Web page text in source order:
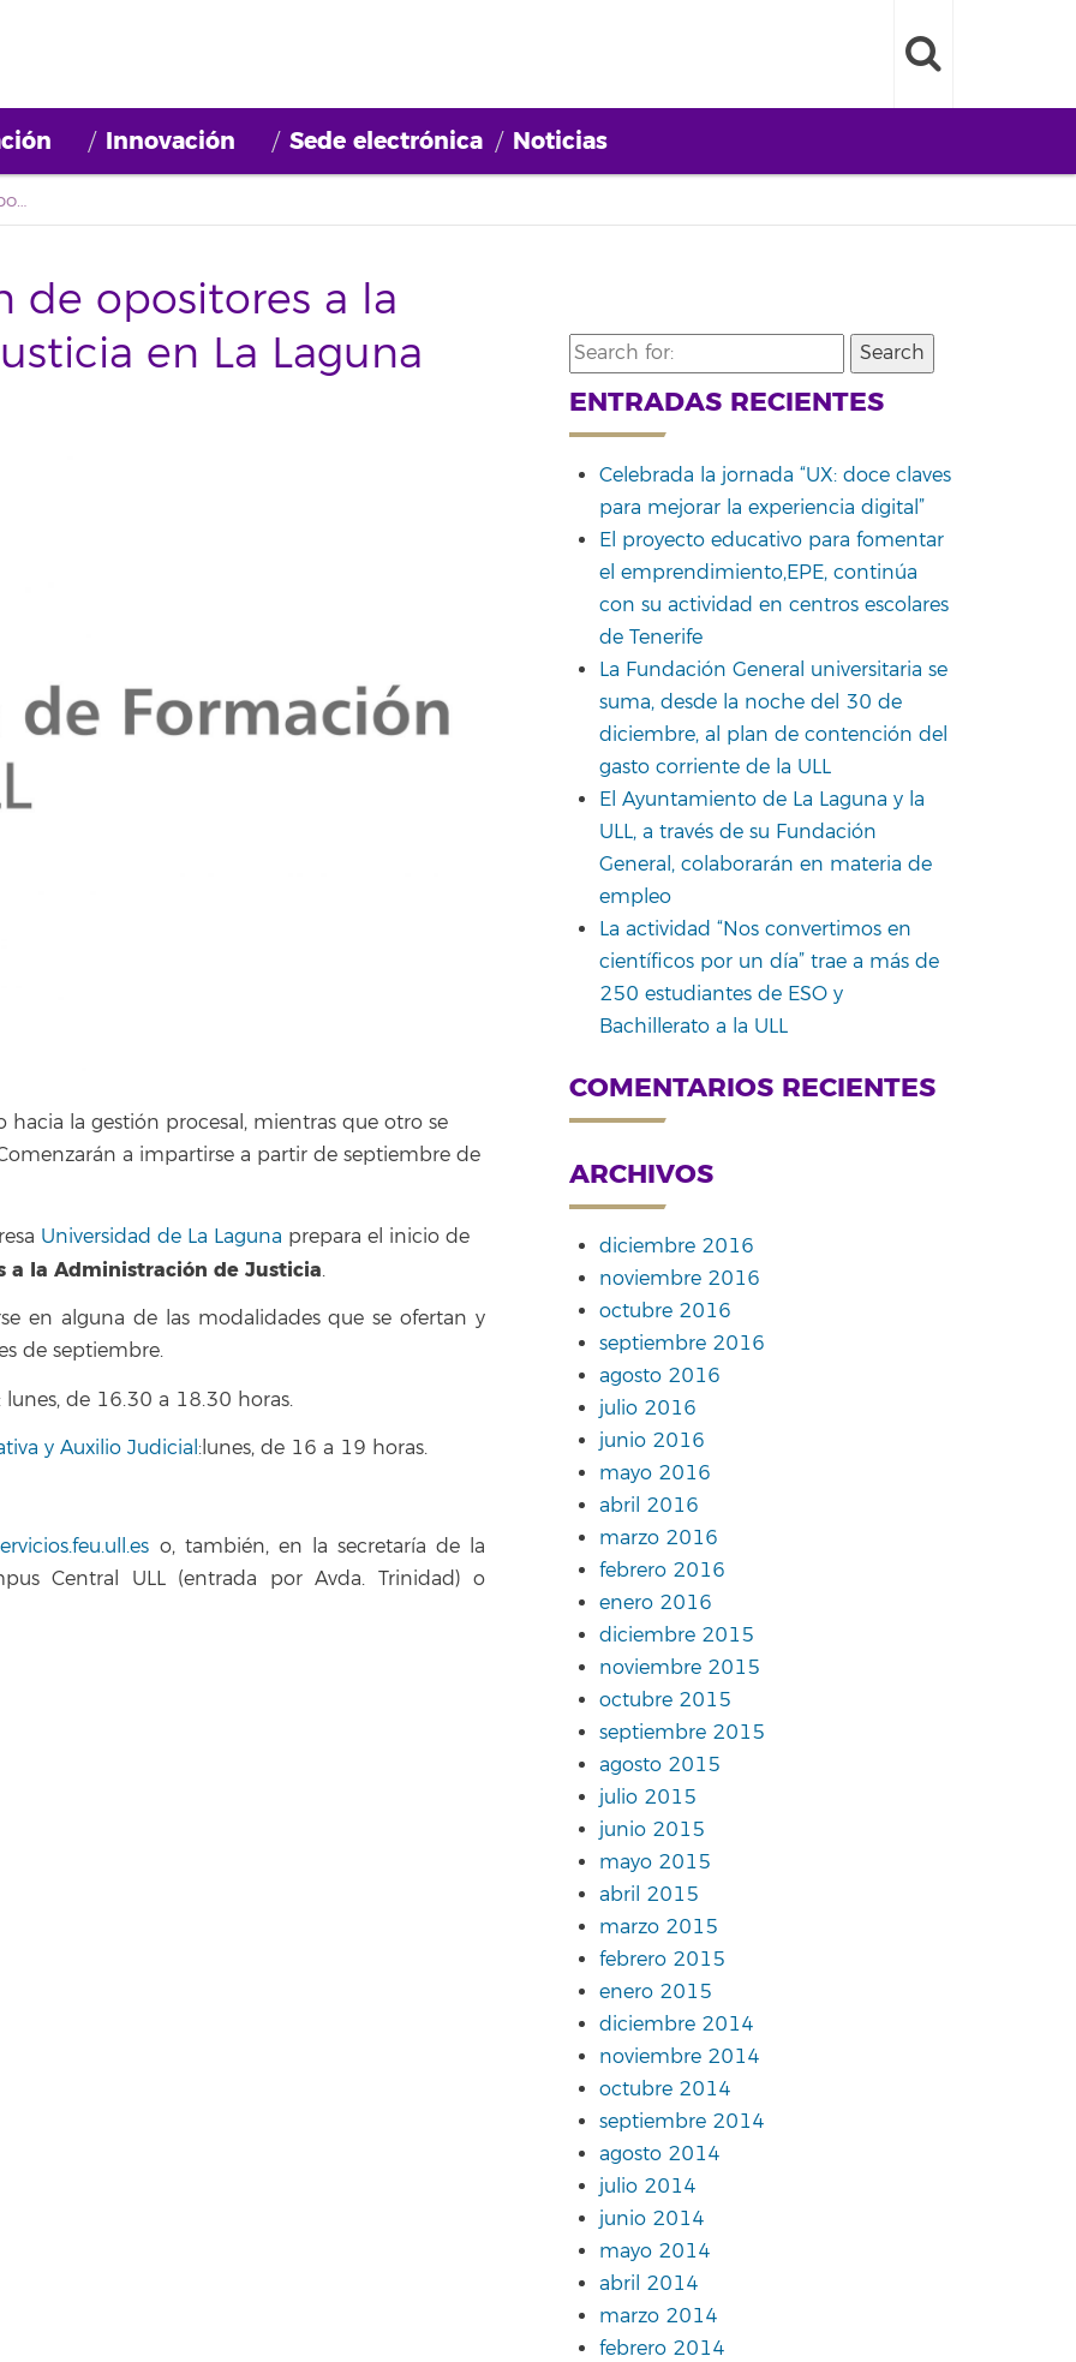
Innovación Sede electrónica Noticias
Cursos de formación de opositores a la Administración de Justicia en La Laguna
de opositores a la
en La Laguna
hacia la gestión procesal, mientras que otro se
a impartirse a partir de septiembre de
Universidad de La Laguna prepara el inicio de
a la Administración de Justicia.
en alguna de las modalidades que se ofertan y
de septiembre.
: lunes, de 16.30 a 18.30 horas.
y Auxilio Judicial:lunes, de 16 a 19 horas.
o, también, en la secretaría de la
Central ULL (entrada por Avda. Trinidad) o
Search
for:
ENTRADAS RECIENTES
Celebrada la jornada “UX: doce claves
para mejorar la experiencia digital”
El proyecto educativo para fomentar
el emprendimiento,EPE, continúa
con su actividad en centros escolares
de Tenerife
La Fundación General universitaria se
suma, desde la noche del 30 de
diciembre, al plan de contención del
gasto corriente de la ULL
El Ayuntamiento de La Laguna y la
ULL, a través de su Fundación
General, colaborarán en materia de
empleo
La actividad “Nos convertimos en
científicos por un día” trae a más de
250 estudiantes de ESO y
Bachillerato a la ULL
COMENTARIOS RECIENTES
ARCHIVOS
diciembre 2016
noviembre 2016
octubre 2016
septiembre 2016
agosto 2016
julio 2016
junio 2016
mayo 2016
abril 2016
marzo 2016
febrero 2016
enero 2016
diciembre 2015
noviembre 2015
octubre 2015
septiembre 2015
agosto 2015
julio 2015
junio 2015
mayo 2015
abril 2015
marzo 2015
febrero 2015
enero 2015
diciembre 2014
noviembre 2014
octubre 2014
septiembre 2014
agosto 2014
julio 2014
junio 2014
mayo 2014
abril 2014
marzo 2014
febrero 2014